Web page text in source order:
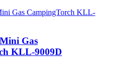
Gas
KLL-9009D